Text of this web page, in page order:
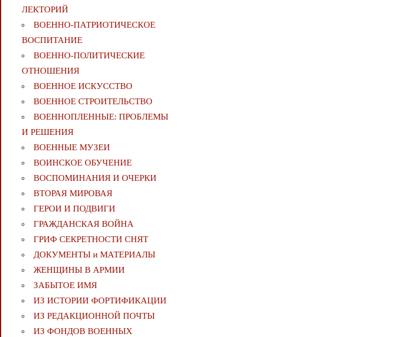
ЛЕКТОРИЙ
ВОЕННО-ПАТРИОТИЧЕСКОЕ
ВОСПИТАНИЕ
ВОЕННО-ПОЛИТИЧЕСКИE
ОТНОШЕНИЯ
ВОЕННОЕ ИСКУССТВО
ВОЕННОЕ СТРОИТЕЛЬСТВО
ВОЕННОПЛЕННЫЕ: ПРОБЛЕМЫ
И РЕШЕНИЯ
ВОЕННЫЕ МУЗЕИ
ВОИНСКОЕ ОБУЧЕНИЕ
ВОСПОМИНАНИЯ И ОЧЕРКИ
ВТОРАЯ МИРОВАЯ
ГЕРОИ И ПОДВИГИ
ГРАЖДАНСКАЯ ВОЙНА
ГРИФ СЕКРЕТНОСТИ СНЯТ
ДОКУМЕНТЫ и МАТЕРИАЛЫ
ЖЕНЩИНЫ В АРМИИ
ЗАБЫТОЕ ИМЯ
ИЗ ИСТОРИИ ФОРТИФИКАЦИИ
ИЗ РЕДАКЦИОННОЙ ПОЧТЫ
ИЗ ФОНДОВ ВОЕННЫХ